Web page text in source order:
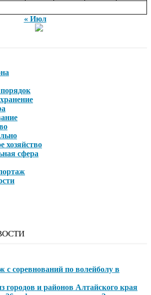
« Июл
хозяйство
сфера
с соревнований по волейболу в
городов и районов Алтайского края